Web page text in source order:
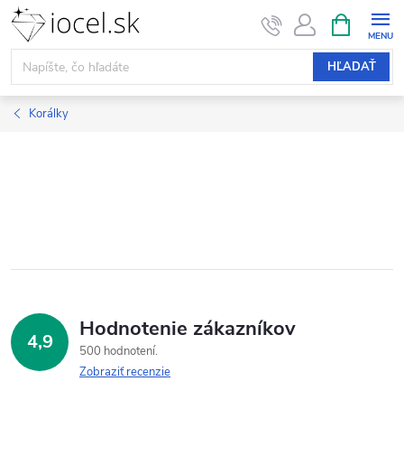
Prejsť
obsah
HĽADAŤ
KOŠÍK
Korálky
4,9 Hodnotenie zákazníkov
500 hodnotení
Zobraziť recenzie